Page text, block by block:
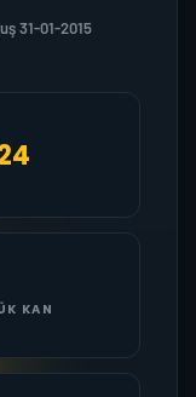
31-01-2015
KAN